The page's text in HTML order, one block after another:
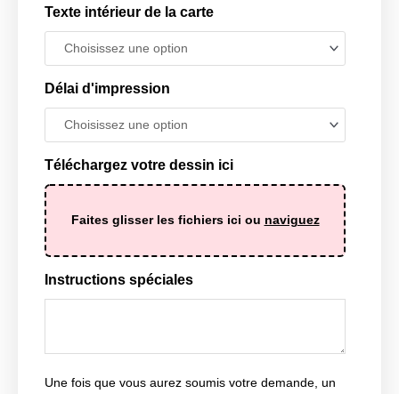
Texte intérieur de la carte
Délai d'impression
Téléchargez votre dessin ici
Faites glisser les fichiers ici ou naviguez
Instructions spéciales
Une fois que vous aurez soumis votre demande, un